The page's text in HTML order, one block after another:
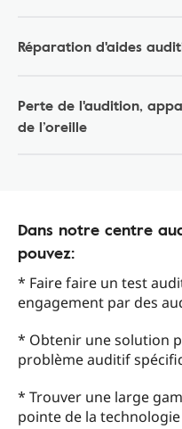
Réparation d'aides
Perte de l'audition,
de l’oreille
Dans notre centre
pouvez:
* Faire faire un test
engagement par des
* Obtenir une solution
problème auditif
* Trouver une large
pointe de la technologie